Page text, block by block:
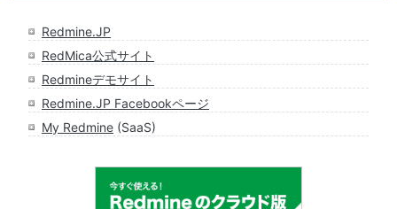
Redmine.JP
RedMica公式サイト
Redmineデモサイト
Redmine.JP Facebookページ
My Redmine (SaaS)